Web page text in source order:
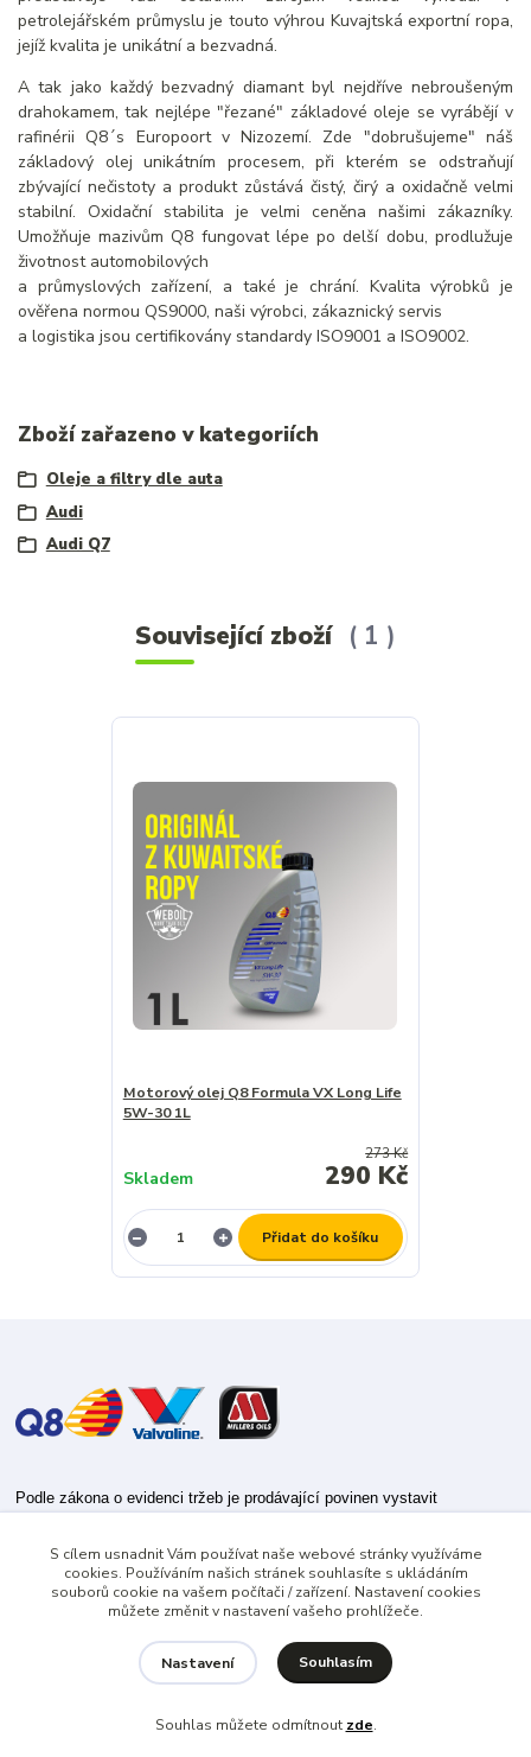
petrolejářském průmyslu je touto výhrou Kuvajtská exportní ropa,
jejíž kvalita je unikátní a bezvadná.
A tak jako každý bezvadný diamant byl nejdříve nebroušeným
drahokamem, tak nejlépe "řezané" základové oleje se vyrábějí v
rafinérii Q8´s Europoort v Nizozemí. Zde "dobrušujeme" náš
základový olej unikátním procesem, při kterém se odstraňují
zbývající nečistoty a produkt zůstává čistý, čirý a oxidačně velmi
stabilní. Oxidační stabilita je velmi ceněna našimi zákazníky.
Umožňuje mazivům Q8 fungovat lépe po delší dobu, prodlužuje
životnost automobilových
a průmyslových zařízení, a také je chrání. Kvalita výrobků je
ověřena normou QS9000, naši výrobci, zákaznický servis
a logistika jsou certifikovány standardy ISO9001 a ISO9002.
Zboží zařazeno v kategoriích
Oleje a filtry dle auta
Audi
Audi Q7
Související zboží 1
Motorový olej Q8 Formula VX Long Life
5W-30 1L
273 Kč
290 Kč
Skladem
Přidat do košíku
Podle zákona o evidenci tržeb je prodávající povinen vystavit
Zároveň je povinen zaevidovat přijatou tržbu u správce daně online; v
případě technického výpadku pak nejpozději do 48 hodin.
S cílem usnadnit Vám používat naše webové stránky využíváme
cookies. Používáním našich stránek souhlasíte s ukládáním
souborů cookie na vašem počítači / zařízení. Nastavení cookies
můžete změnit v nastavení vašeho prohlížeče.
Nastavení Souhlasím
Souhlas můžete odmítnout zde.